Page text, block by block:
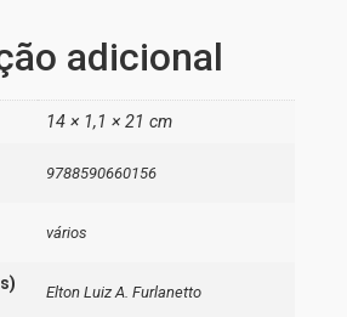
adicional
14 × 1,1 × 21 cm
9788590660156
vários
Elton Luiz A. Furlanetto